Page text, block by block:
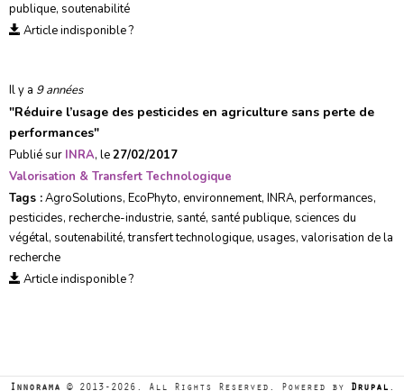
publique, soutenabilité
Article indisponible ?
Il y a 9 années
"Réduire l’usage des pesticides en agriculture sans perte de
performances"
Publié sur INRA, le27/02/2017
Valorisation & Transfert Technologique
Tags :AgroSolutions, EcoPhyto, environnement, INRA, performances,
pesticides, recherche-industrie, santé, santé publique, sciences du
végétal, soutenabilité,transfert technologique, usages, valorisation de la
recherche
Article indisponible ?
Innorama © 2013-2026. All Rights Reserved. Powered by Drupal .